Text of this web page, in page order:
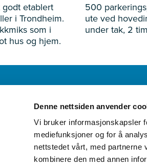
Denne nettsiden anvender
Vi bruker informasjonskapsler
mediefunksjoner og for å
nettstedet vårt, med partnerne
kombinere den med annen
etablert
i Trondheim.
som i
hus og hjem.
500
ute ved
under tak, 2